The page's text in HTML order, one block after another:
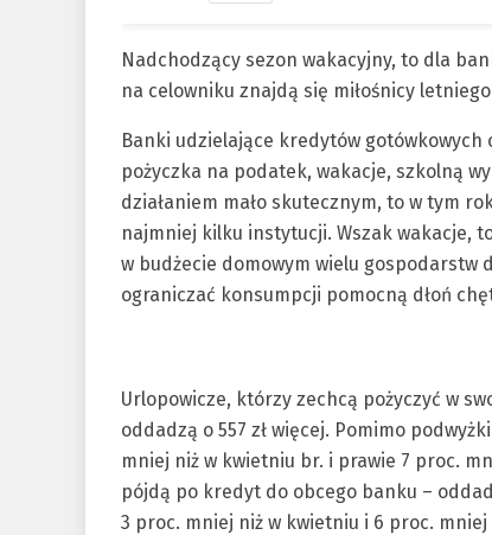
Nadchodzący sezon wakacyjny, to dla
na celowniku znajdą się miłośnicy
Banki udzielające kredytów gotówkowych
pożyczka na podatek, wakacje, szkolną
działaniem mało skutecznym, to w tym
najmniej kilku instytucji. Wszak wakacje,
w budżecie domowym wielu gospodarstw
ograniczać konsumpcji pomocną dłoń
Urlopowicze, którzy zechcą pożyczyć w
oddadzą o 557 zł więcej. Pomimo
mniej niż w kwietniu br. i prawie 7 proc.
pójdą po kredyt do obcego banku –
3 proc. mniej niż w kwietniu i 6 proc. mniej